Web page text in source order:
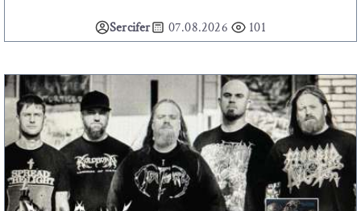
Sercifer 07.08.2026 101